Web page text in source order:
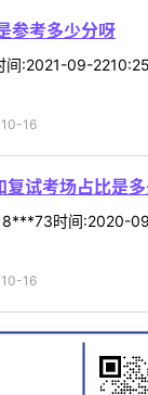
参考多少分呀
:2021-09-
16
复试考场占比是
时间:2020-
16